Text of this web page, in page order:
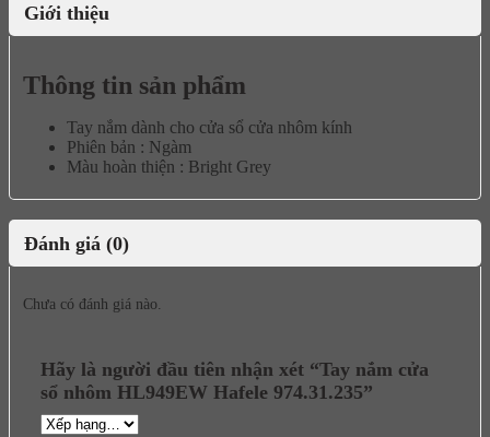
Giới thiệu
Thông tin sản phẩm
Tay nắm dành cho cửa sổ cửa nhôm kính
Phiên bản : Ngàm
Màu hoàn thiện : Bright Grey
Đánh giá (0)
Chưa có đánh giá nào.
Hãy là người đầu tiên nhận xét “Tay nắm cửa
sổ nhôm HL949EW Hafele 974.31.235”